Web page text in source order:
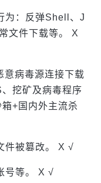
为：反弹Shell、J
文件下载等。 X
意病毒源连接下载
挖矿及病毒程序
+国内外主流杀
件被篡改。 X √
号等。 X √